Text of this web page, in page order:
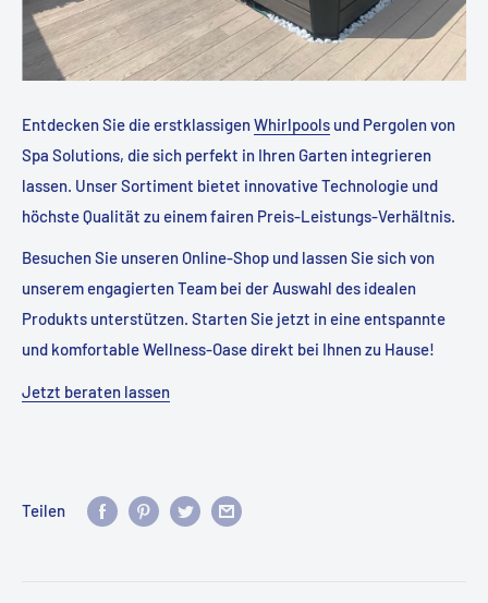
Entdecken Sie die erstklassigenWhirlpools und Pergolen von
Spa Solutions, die sich perfekt in Ihren Garten integrieren
lassen. Unser Sortiment bietet innovative Technologie und
höchste Qualität zu einem fairen Preis-Leistungs-Verhältnis.
Besuchen Sie unseren Online-Shop und lassen Sie sich von
unserem engagierten Team bei der Auswahl des idealen
Produkts unterstützen. Starten Sie jetzt in eine entspannte
und komfortable Wellness-Oase direkt bei Ihnen zu Hause!
Jetzt beraten lassen
Teilen